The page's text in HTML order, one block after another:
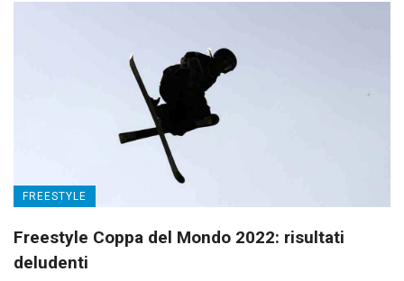
FREESTYLE
Freestyle Coppa del Mondo 2022: risultati
deludenti